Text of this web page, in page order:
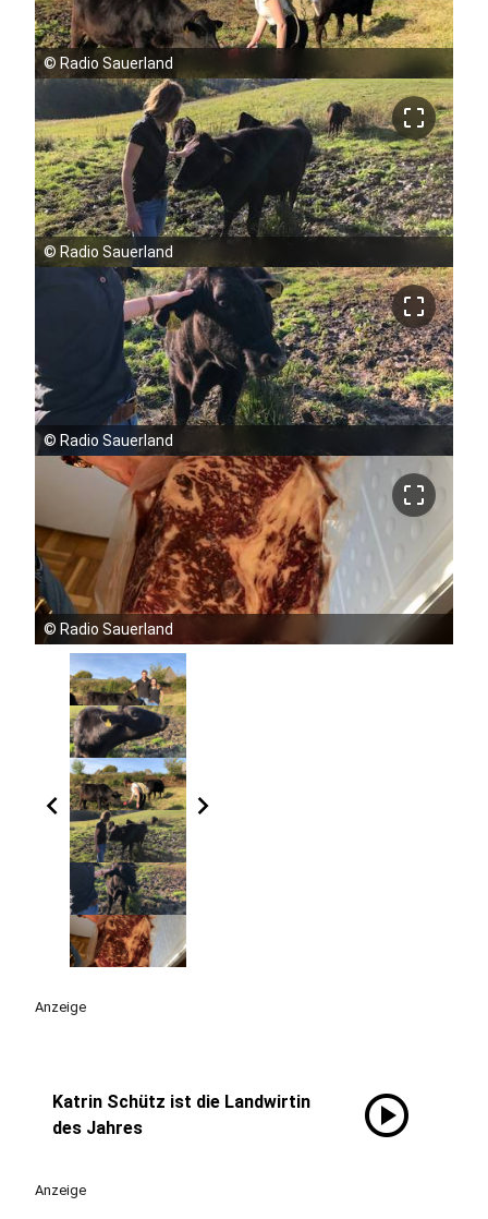
© Radio Sauerland
crop_free
© Radio Sauerland
crop_free
© Radio Sauerland
crop_free
© Radio Sauerland
chevron_left chevron_right
Anzeige
Katrin Schütz ist die Landwirtin
des Jahres
play_circle
Anzeige